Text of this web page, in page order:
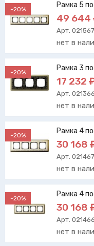
-20% Рамка 5
49 644
Арт.
нет в
-20% Рамка 3
17 232
Арт.
нет в
-20% Рамка 4
30 168
Арт.
нет в
-20% Рамка 4
30 168
Арт.
нет в